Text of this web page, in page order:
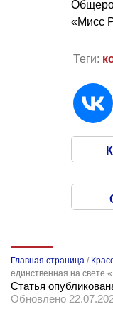
«Мисс
Теги:
Главная страница /
единственная на свете
Статья
Обновлено